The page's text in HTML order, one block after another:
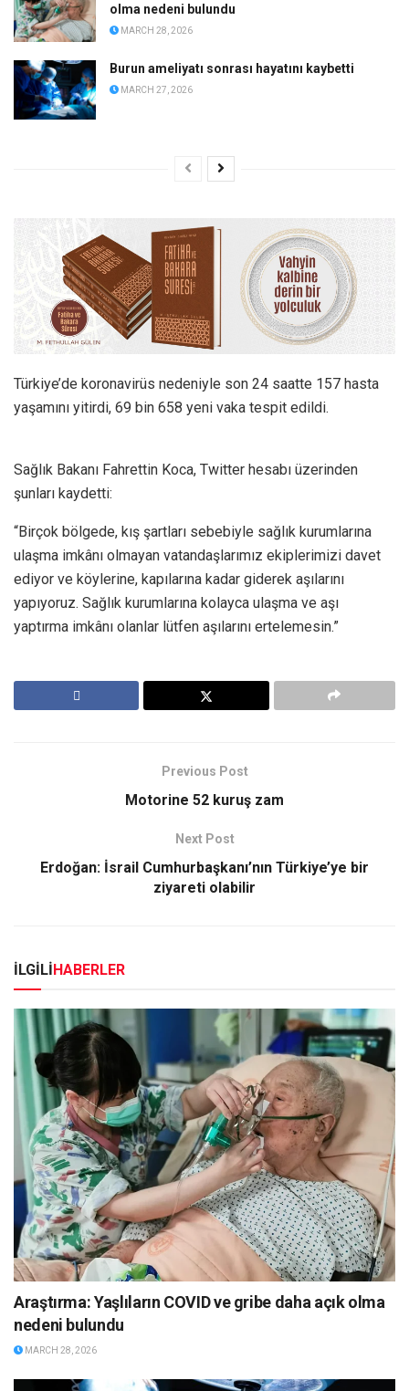
olma nedeni bulundu
MARCH 28, 2026
Burun ameliyatı sonrası hayatını kaybetti
MARCH 27, 2026
Türkiye’de koronavirüs nedeniyle son 24 saatte 157 hasta
yaşamını yitirdi, 69 bin 658 yeni vaka tespit edildi.
Sağlık Bakanı Fahrettin Koca, Twitter hesabı üzerinden
şunları kaydetti:
“Birçok bölgede, kış şartları sebebiyle sağlık kurumlarına
ulaşma imkânı olmayan vatandaşlarımız ekiplerimizi davet
ediyor ve köylerine, kapılarına kadar giderek aşılarını
yapıyoruz. Sağlık kurumlarına kolayca ulaşma ve aşı
yaptırma imkânı olanlar lütfen aşılarını ertelemesin.”
Previous Post
Motorine 52 kuruş zam
Next Post
Erdoğan: İsrail Cumhurbaşkanı’nın Türkiye’ye bir
ziyareti olabilir
İLGİLİHABERLER
Araştırma: Yaşlıların COVID ve gribe daha açık olma
nedeni bulundu
MARCH 28, 2026